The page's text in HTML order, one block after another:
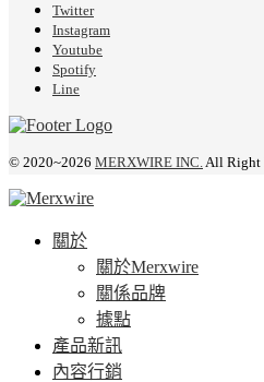
Twitter
Instagram
Youtube
Spotify
Line
© 2020~2026 MERXWIRE INC. All Right
關於
關於Merxwire
關係品牌
據點
產品新訊
內容行銷